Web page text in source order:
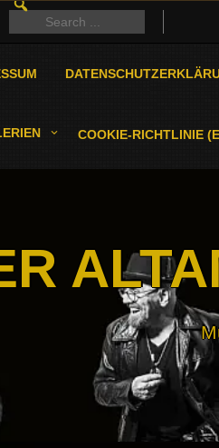
FOR:
Search
for:
COOKIE-RICHTLINIE